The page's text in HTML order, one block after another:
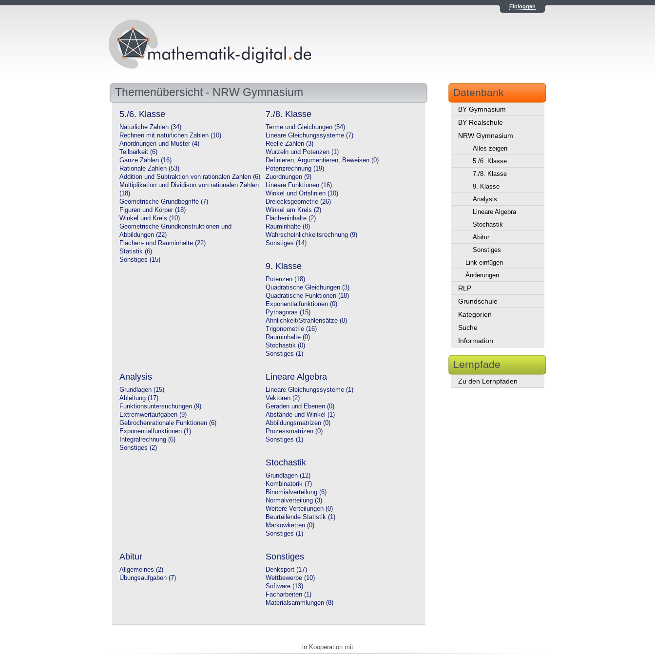
Einloggen
Themenübersicht - NRW Gymnasium
5./6. Klasse
Natürliche Zahlen (34)
Rechnen mit natürlichen Zahlen (10)
Anordnungen und Muster (4)
Teilbarkeit (6)
Ganze Zahlen (16)
Rationale Zahlen (53)
Addition und Subtraktion von rationalen Zahlen (6)
Multiplikation und Dividison von rationalen Zahlen
(18)
Geometrische Grundbegriffe (7)
Figuren und Körper (18)
Winkel und Kreis (10)
Geometrische Grundkonstruktionen und
Abbildungen (22)
Flächen- und Rauminhalte (22)
Statistik (6)
Sonstiges (15)
7./8. Klasse
Terme und Gleichungen (54)
Lineare Gleichungssysteme (7)
Reelle Zahlen (3)
Wurzeln und Potenzen (1)
Definieren, Argumentieren, Beweisen (0)
Potenzrechnung (19)
Zuordnungen (9)
Lineare Funktionen (16)
Winkel und Ortslinien (10)
Dreiecksgeometrie (26)
Winkel am Kreis (2)
Flächeninhalte (2)
Rauminhalte (8)
Wahrscheinlichkeitsrechnung (9)
Sonstiges (14)
9. Klasse
Potenzen (18)
Quadratische Gleichungen (3)
Quadratische Funktionen (18)
Exponentialfunktionen (0)
Pythagoras (15)
Ähnlichkeit/Strahlensätze (0)
Trigonometrie (16)
Rauminhalte (0)
Stochastik (0)
Sonstiges (1)
Analysis
Grundlagen (15)
Ableitung (17)
Funktionsuntersuchungen (9)
Extremwertaufgaben (9)
Gebrochenrationale Funktionen (6)
Exponentialfunktionen (1)
Integralrechnung (6)
Sonstiges (2)
Lineare Algebra
Lineare Gleichungssysteme (1)
Vektoren (2)
Geraden und Ebenen (0)
Abstände und Winkel (1)
Abbildungsmatrizen (0)
Prozessmatrizen (0)
Sonstiges (1)
Stochastik
Grundlagen (12)
Kombinatorik (7)
Binomialverteilung (6)
Normalverteilung (3)
Weitere Verteilungen (0)
Beurteilende Statistik (1)
Markowketten (0)
Sonstiges (1)
Abitur
Allgemeines (2)
Übungsaufgaben (7)
Sonstiges
Denksport (17)
Wettbewerbe (10)
Software (13)
Facharbeiten (1)
Materialsammlungen (8)
Datenbank
BY Gymnasium
BY Realschule
NRW Gymnasium
Alles zeigen
5./6. Klasse
7./8. Klasse
9. Klasse
Analysis
Lineare Algebra
Stochastik
Abitur
Sonstiges
Link einfügen
Änderungen
RLP
Grundschule
Kategorien
Suche
Information
Lernpfade
Zu den Lernpfaden
in Kooperation mit